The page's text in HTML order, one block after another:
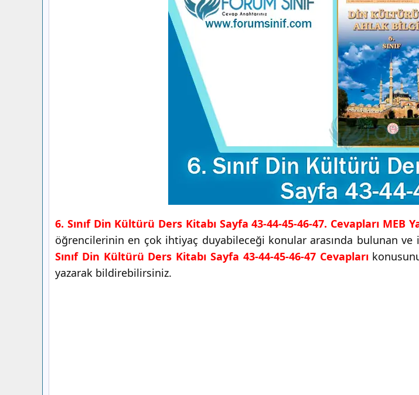
6. Sınıf Din Kültürü Ders Kitabı Sayfa 43-44-45-46-47. Cevapları MEB
öğrencilerinin en çok ihtiyaç duyabileceği konular arasında bulunan ve
Sınıf Din Kültürü Ders Kitabı Sayfa 43-44-45-46-47 Cevapları
yazarak bildirebilirsiniz.